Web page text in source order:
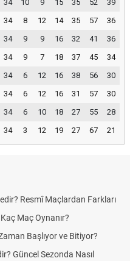
34 10 9 15 35 52
39
34 8 12 14 35 57
36
34 9 9 16 32 41
36
34 9 7 18 37 45
34
34 6 12 16 38 56
30
34 6 12 16 31 57
30
34 6 10 18 27 55
28
34 3 12 19 27 67 21
Resmî Maçlardan Farkları
Maç Oynanır?
Başlıyor ve Bitiyor?
Güncel Sezonda Nasıl